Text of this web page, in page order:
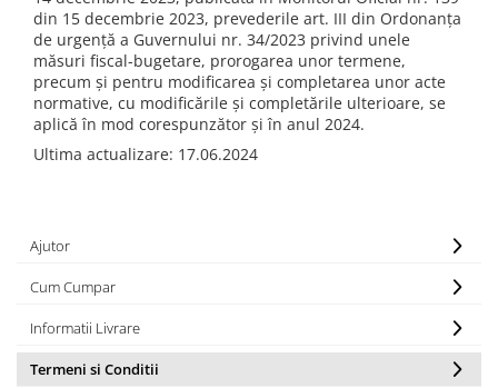
din 15 decembrie 2023, prevederile art. III din Ordonanța
de urgență a Guvernului nr. 34/2023 privind unele
măsuri fiscal-bugetare, prorogarea unor termene,
precum și pentru modificarea și completarea unor acte
normative, cu modificările și completările ulterioare, se
aplică în mod corespunzător și în anul 2024.
Ultima actualizare: 17.06.2024
Ajutor
Cum Cumpar
Informatii Livrare
Termeni si Conditii